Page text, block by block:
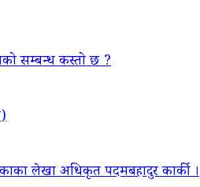
सम्बन्ध कस्तो छ ?
लेखा अधिकृत पदमबहादुर कार्की ।